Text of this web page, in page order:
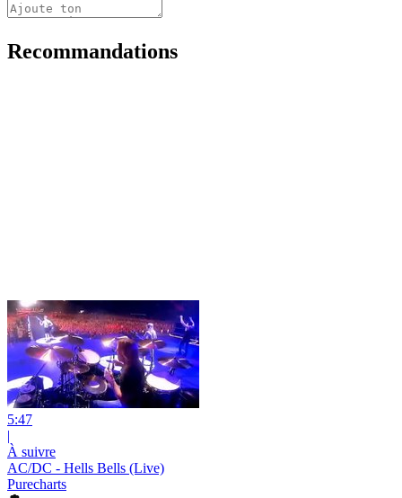
Recommandations
5:47
|
À suivre
AC/DC - Hells Bells (Live)
Purecharts